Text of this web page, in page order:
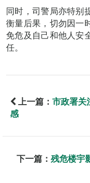
同时，司警局亦特别
衡量后果，切勿因一
免危及自己和他人安
任。
上一篇： 市政署关
感
下一篇： 残危楼宇